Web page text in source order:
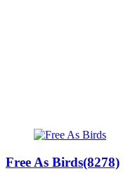
Free As Birds(8278)